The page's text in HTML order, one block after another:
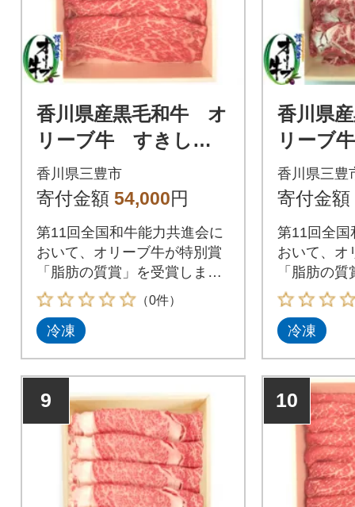
香川県産黒毛和牛 オ
リーブ牛 すきしゃ
ぶ2種食べ比べセット
B 計1250g
香川県三豊市
寄付金額 54,000円
第11回全国和牛能力共進会に
おいて、オリーブ牛が特別賞
「脂肪の質賞」を受賞しまし
た。
（0件）
冷凍
香川県
リーブ
きしゃ
香川県三豊
寄付金額
第11回全国
おいて、オ
「脂肪の
た。
冷凍
9 10